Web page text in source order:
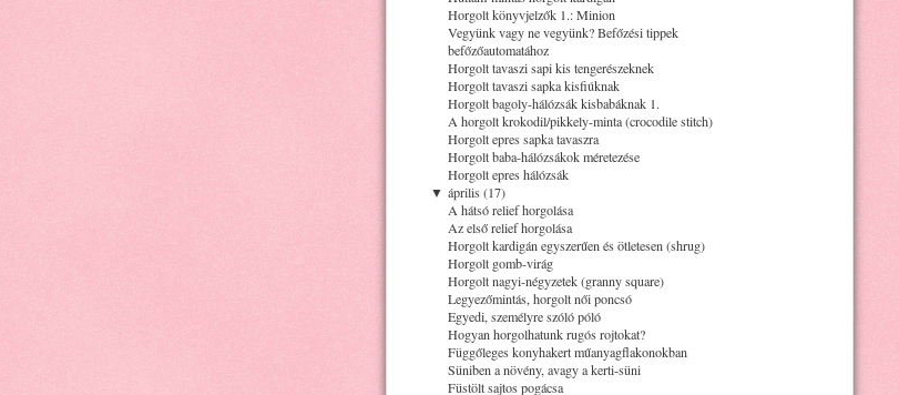
Horgolt könyvjelzők 1.: Minion
Vegyünk vagy ne vegyünk? Befőzési tippek
befőzőautomatához
Horgolt tavaszi sapi kis tengerészeknek
Horgolt tavaszi sapka kisfiúknak
Horgolt bagoly-hálózsák kisbabáknak 1.
A horgolt krokodil/pikkely-minta (crocodile stitch)
Horgolt epres sapka tavaszra
Horgolt baba-hálózsákok méretezése
Horgolt epres hálózsák
▼ április (17)
A hátsó relief horgolása
Az első relief horgolása
Horgolt kardigán egyszerűen és ötletesen (shrug)
Horgolt gomb-virág
Horgolt nagyi-négyzetek (granny square)
Legyezőmintás, horgolt női poncsó
Egyedi, személyre szóló póló
Hogyan horgolhatunk rugós rojtokat?
Függőleges konyhakert műanyagflakonokban
Süniben a növény, avagy a kerti-süni
Füstölt sajtos pogácsa